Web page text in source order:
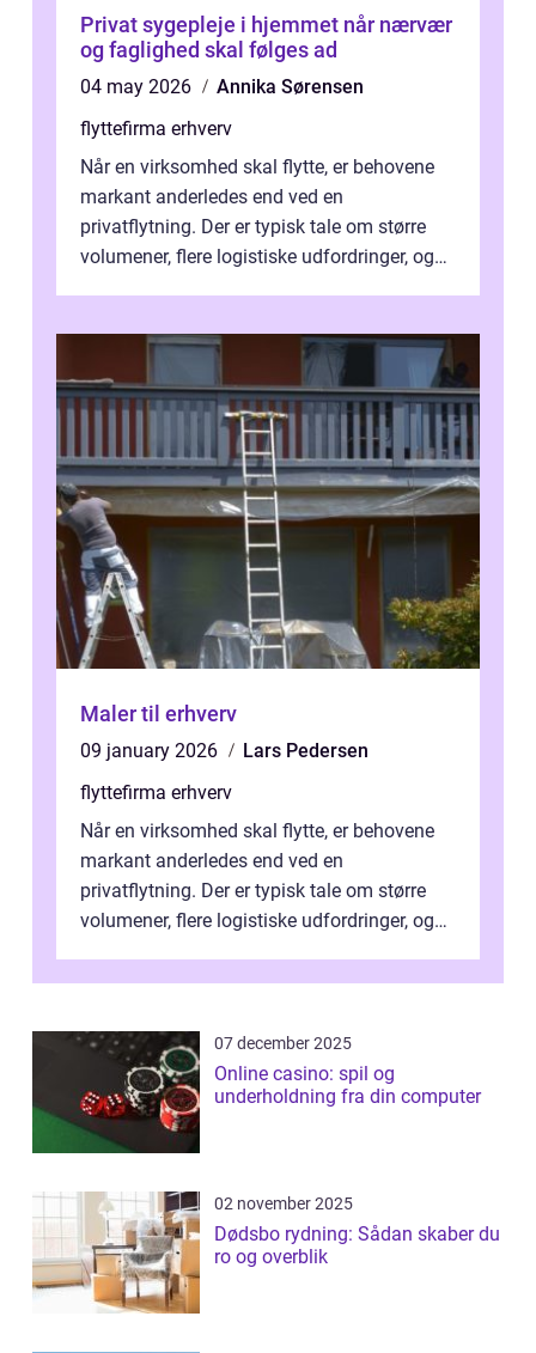
Privat sygepleje i hjemmet når nærvær
og faglighed skal følges ad
04 may 2026
Annika Sørensen
flyttefirma erhverv
Når en virksomhed skal flytte, er behovene
markant anderledes end ved en
privatflytning. Der er typisk tale om større
volumener, flere logistiske udfordringer, og
Maler til erhverv
09 january 2026
Lars Pedersen
flyttefirma erhverv
Når en virksomhed skal flytte, er behovene
markant anderledes end ved en
privatflytning. Der er typisk tale om større
volumener, flere logistiske udfordringer, og
07 december 2025
Online casino: spil og
underholdning fra din computer
02 november 2025
Dødsbo rydning: Sådan skaber du
ro og overblik